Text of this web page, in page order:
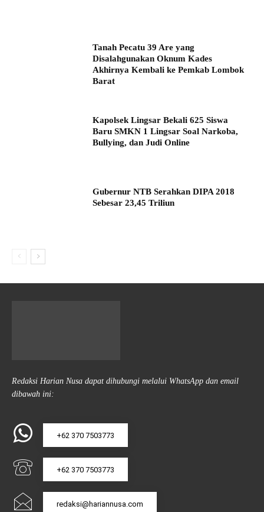
Tanah Pecatu 39 Are yang
Disalahgunakan Oknum Kades
Akhirnya Kembali ke Pemkab Lombok
Barat
Kapolsek Lingsar Bekali 625 Siswa
Baru SMKN 1 Lingsar Soal Narkoba,
Bullying, dan Judi Online
Gubernur NTB Serahkan DIPA 2018
Sebesar 23,45 Triliun
Redaksi Harian Nusa dapat dihubungi melalui WhatsApp dan email
dibawah ini:
+62 370 7503773
+62 370 7503773
redaksi@hariannusa.com